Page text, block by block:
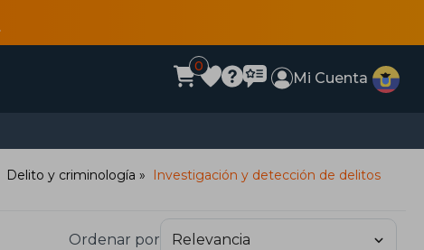
0
Mi Cuenta
Delito y criminología Investigación y detección de delitos
Ordenar por